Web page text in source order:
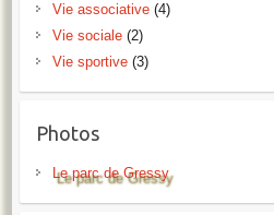
Vie associative(4)
Vie sociale(2)
Vie sportive(3)
Photos
Le parc de Gressy